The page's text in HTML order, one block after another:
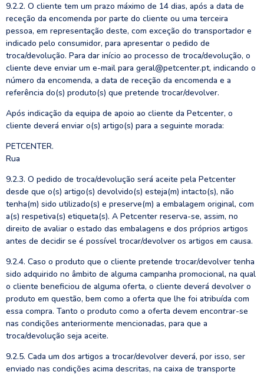
9.2.2. O cliente tem um prazo máximo de 14 dias, após a data de
receção da encomenda por parte do cliente ou uma terceira
pessoa, em representação deste, com exceção do transportador e
indicado pelo consumidor, para apresentar o pedido de
troca/devolução. Para dar início ao processo de troca/devolução, o
cliente deve enviar um e-mail para geral@petcenter.pt, indicando o
número da encomenda, a data de receção da encomenda e a
referência do(s) produto(s) que pretende trocar/devolver.
Após indicação da equipa de apoio ao cliente da Petcenter, o
cliente deverá enviar o(s) artigo(s) para a seguinte morada:
PETCENTER.
Rua
9.2.3. O pedido de troca/devolução será aceite pela Petcenter
desde que o(s) artigo(s) devolvido(s) esteja(m) intacto(s), não
tenha(m) sido utilizado(s) e preserve(m) a embalagem original, com
a(s) respetiva(s) etiqueta(s). A Petcenter reserva-se, assim, no
direito de avaliar o estado das embalagens e dos próprios artigos
antes de decidir se é possível trocar/devolver os artigos em causa.
9.2.4. Caso o produto que o cliente pretende trocar/devolver tenha
sido adquirido no âmbito de alguma campanha promocional, na qual
o cliente beneficiou de alguma oferta, o cliente deverá devolver o
produto em questão, bem como a oferta que lhe foi atribuída com
essa compra. Tanto o produto como a oferta devem encontrar-se
nas condições anteriormente mencionadas, para que a
troca/devolução seja aceite.
9.2.5. Cada um dos artigos a trocar/devolver deverá, por isso, ser
enviado nas condições acima descritas, na caixa de transporte